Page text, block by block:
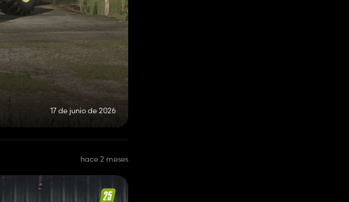
17 de junio de 2026
hace 2 meses